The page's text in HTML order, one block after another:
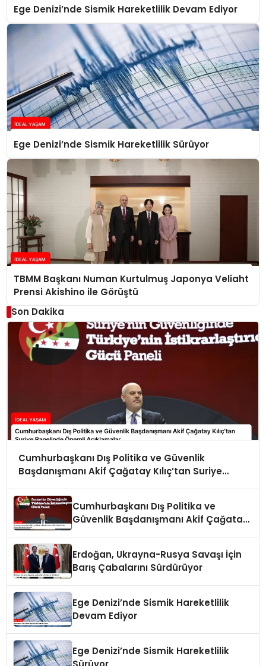
Ege Denizi’nde Sismik Hareketlilik Devam Ediyor
Ege Denizi’nde Sismik Hareketlilik Sürüyor
TBMM Başkanı Numan Kurtulmuş Japonya Veliaht
Prensi Akishino ile Görüştü
Son Dakika
Cumhurbaşkanı Dış Politika ve Güvenlik
Başdanışmanı Akif Çağatay Kılıç’tan Suriye
Cumhurbaşkanı Dış Politika ve
Güvenlik Başdanışmanı Akif Çağatay
Erdoğan, Ukrayna-Rusya Savaşı İçin
Barış Çabalarını Sürdürüyor
Ege Denizi’nde Sismik Hareketlilik
Devam Ediyor
Ege Denizi’nde Sismik Hareketlilik